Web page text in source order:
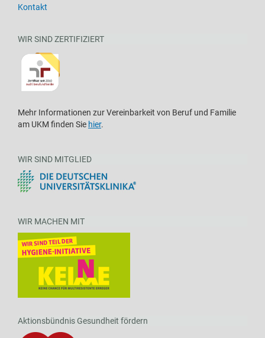
Kontakt
WIR SIND ZERTIFIZIERT
Mehr Informationen zur Vereinbarkeit von Beruf und Familie
am UKM finden Sie hier.
WIR SIND MITGLIED
WIR MACHEN MIT
Aktionsbündnis Gesundheit fördern